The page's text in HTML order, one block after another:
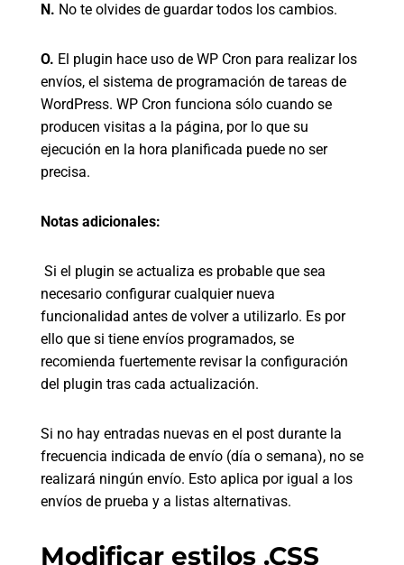
N. No te olvides de guardar todos los cambios.
O. El plugin hace uso de WP Cron para realizar los
envíos, el sistema de programación de tareas de
WordPress. WP Cron funciona sólo cuando se
producen visitas a la página, por lo que su
ejecución en la hora planificada puede no ser
precisa.
Notas adicionales:
Si el plugin se actualiza es probable que sea
necesario configurar cualquier nueva
funcionalidad antes de volver a utilizarlo. Es por
ello que si tiene envíos programados, se
recomienda fuertemente revisar la configuración
del plugin tras cada actualización.
Si no hay entradas nuevas en el post durante la
frecuencia indicada de envío (día o semana), no se
realizará ningún envío. Esto aplica por igual a los
envíos de prueba y a listas alternativas.
Modificar estilos .CSS